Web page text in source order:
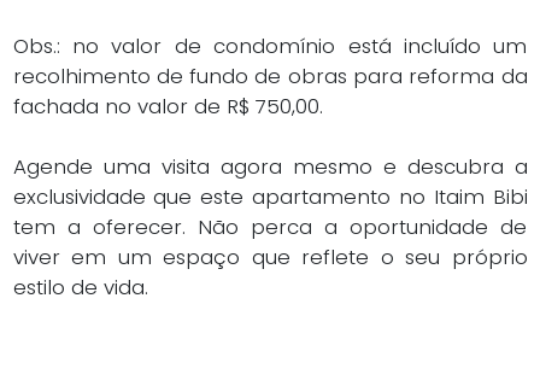
Obs.: no valor de condomínio está incluído um
recolhimento de fundo de obras para reforma da
fachada no valor de R$ 750,00.
Agende uma visita agora mesmo e descubra a
exclusividade que este apartamento no Itaim Bibi
tem a oferecer. Não perca a oportunidade de
viver em um espaço que reflete o seu próprio
estilo de vida.